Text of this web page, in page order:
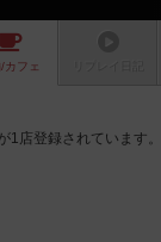
/カフェ
店登録されています